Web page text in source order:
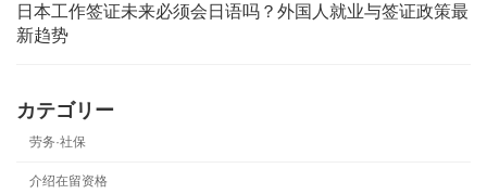
日本工作签证未来必须会日语吗？外国人就业与签证政策最
新趋势
カテゴリー
劳务·社保
介绍在留资格